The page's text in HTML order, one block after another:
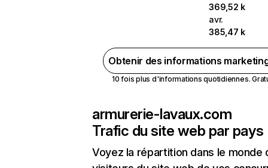
369,52 k
avr.
385,47 k
Obtenir des informations
10 fois plus d'informations quotidiennes.
armurerie-lavaux.com
Trafic du site web par pays
Voyez la répartition dans le monde